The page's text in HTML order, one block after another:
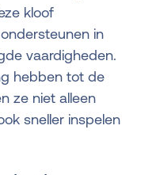
kloof
in
vaardigheden.
hebben tot de
ze niet alleen
sneller inspelen